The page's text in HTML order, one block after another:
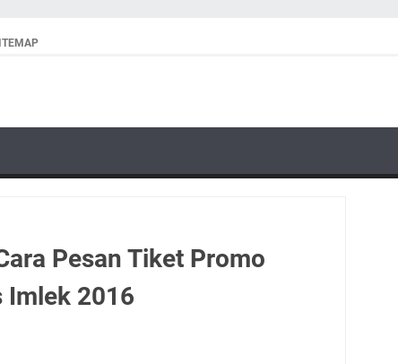
Pesan Tiket Promo
Imlek 2016